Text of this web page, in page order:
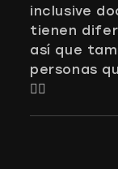
inclusive
tienen
así que
personas
👌🏻